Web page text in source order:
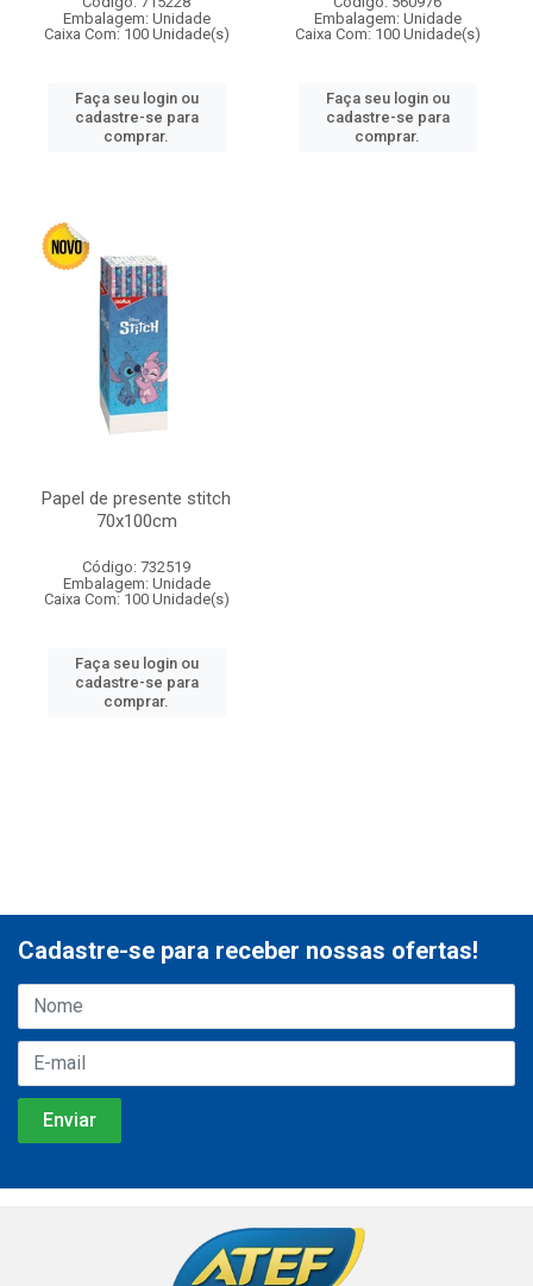
Embalagem: Unidade
Caixa Com: 100 Unidade(s)
Faça seu login ou
cadastre-se para
comprar.
Embalagem: Unidade
Caixa Com: 100 Unidade(s)
Faça seu login ou
cadastre-se para
comprar.
Papel de presente stitch
70x100cm
Código: 732519
Embalagem: Unidade
Caixa Com: 100 Unidade(s)
Faça seu login ou
cadastre-se para
comprar.
Cadastre-se para receber nossas ofertas!